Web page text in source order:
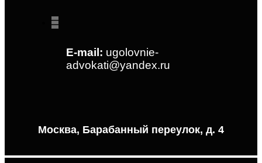
E-mail: ugolovnie-
advokati@yandex.ru
Москва, Барабанный переулок, д. 4